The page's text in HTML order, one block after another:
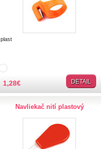
plast
1,28€ DETAIL
Navliekač nití plastový